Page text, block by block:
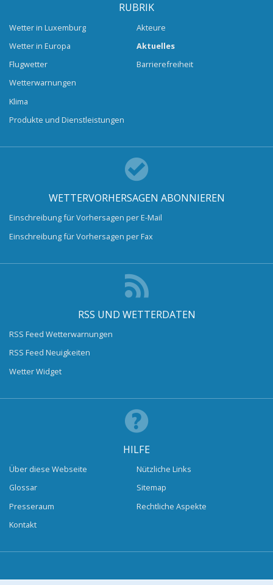
RUBRIK
Wetter in Luxemburg
Wetter in Europa
Flugwetter
Wetterwarnungen
Klima
Produkte und Dienstleistungen
Akteure
Aktuelles
Barrierefreiheit
WETTERVORHERSAGEN ABONNIEREN
Einschreibung für Vorhersagen per E-Mail
Einschreibung für Vorhersagen per Fax
RSS UND WETTERDATEN
RSS Feed Wetterwarnungen
RSS Feed Neuigkeiten
Wetter Widget
HILFE
Über diese Webseite
Glossar
Presseraum
Kontakt
Nützliche Links
Sitemap
Rechtliche Aspekte